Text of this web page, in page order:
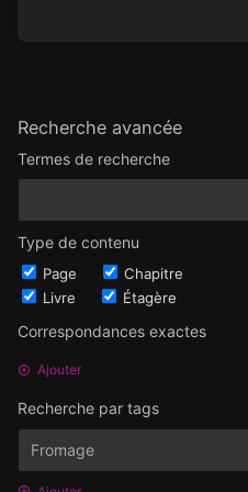
Recherche avancée
Termes de recherche
Type de contenu
Page
Chapitre
Livre
Étagère
Correspondances exactes
Ajouter
Recherche par tags